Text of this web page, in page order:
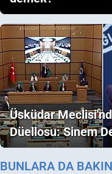
Üsküdar
Düellosu: Sinem
Ezber Bozan
"İmamoğlu" Çıkışı!
BUNLARA DA BAKIN